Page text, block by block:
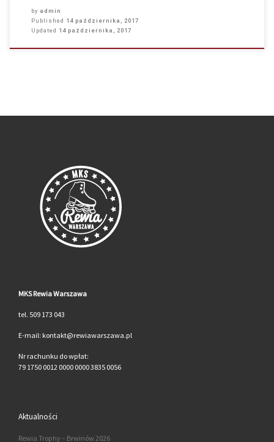
by admin
Published 14 października, 2017
Updated 14 października, 2017
MKS Rewia Warszawa
tel. 509 173 043
E-mail: kontakt@rewiawarszawa.pl
Nr rachunku do wpłat:
79 1750 0012 0000 0000 3835 0056
Aktualności
Rewia Trophy – Brwinów 2026